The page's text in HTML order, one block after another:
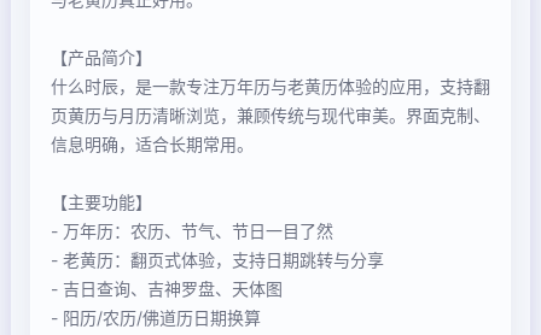
【产品简介】
什么时辰，是一款专注万年历与老黄历体验的应用，支持翻
页黄历与月历清晰浏览，兼顾传统与现代审美。界面克制、
信息明确，适合长期常用。
【主要功能】
- 万年历：农历、节气、节日一目了然
- 老黄历：翻页式体验，支持日期跳转与分享
- 吉日查询、吉神罗盘、天体图
- 阳历/农历/佛道历日期换算